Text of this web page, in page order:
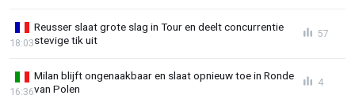
Reusser slaat grote slag in Tour en deelt concurrentie
stevige tik uit
18:03
57
Milan blijft ongenaakbaar en slaat opnieuw toe in Ronde
van Polen
16:36
4